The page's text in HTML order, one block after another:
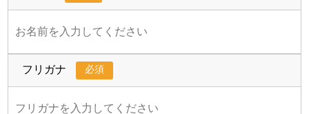
フリガナ 必須